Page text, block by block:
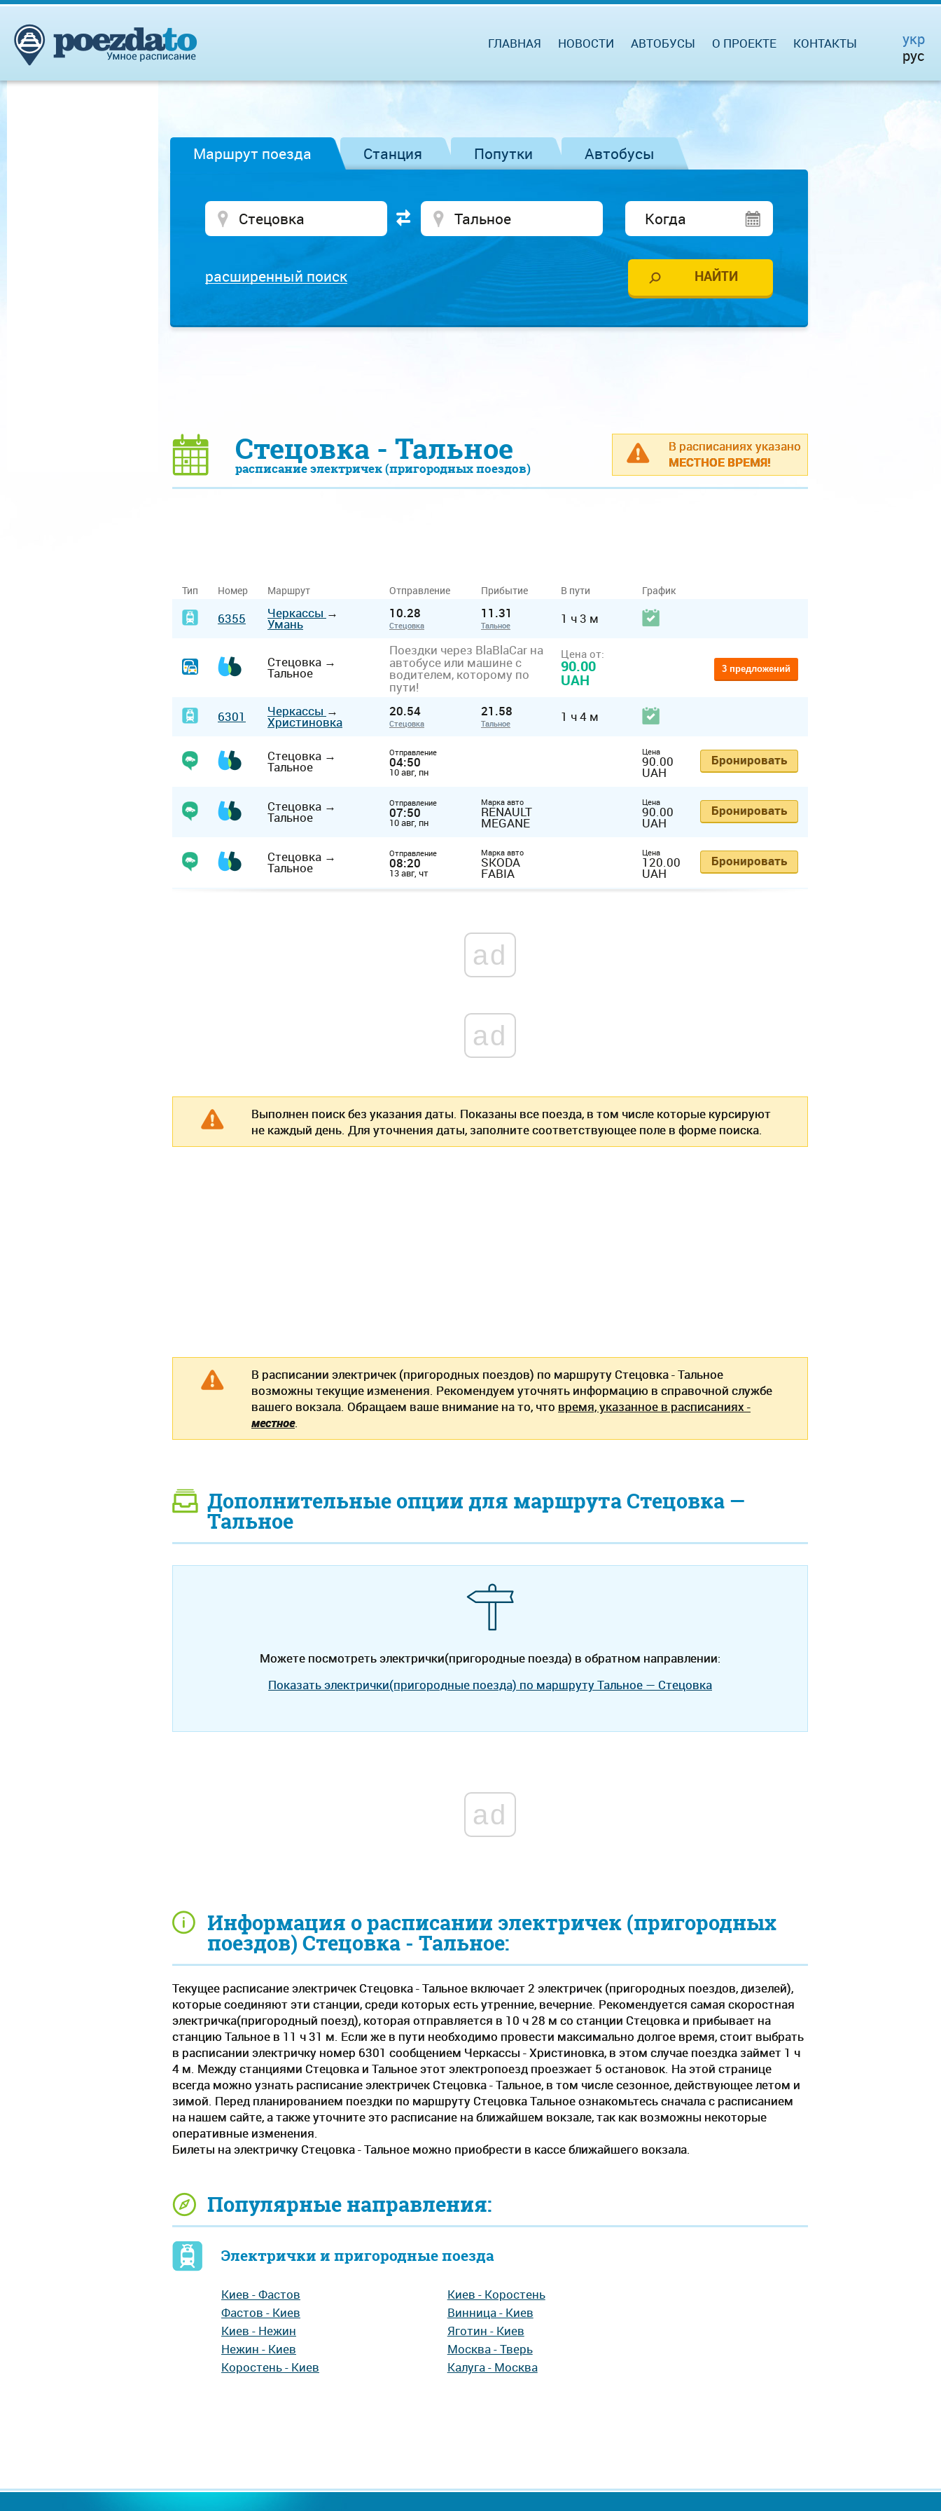
ГЛАВНАЯ НОВОСТИ АВТОБУСЫ О ПРОЕКТЕ КОНТАКТЫ
укр
рус
Маршрут поезда Станция Попутки Автобусы
расширенный поиск
В расписаниях указано
МЕСТНОЕ ВРЕМЯ!
Стецовка - Тальное
расписание электричек (пригородных поездов)
Информация о расписании электричек (пригородных
поездов) Стецовка - Тальное:
Текущее расписание электричек Стецовка - Тальное включает 2 электричек (пригородных поездов, дизелей),
которые соединяют эти станции, среди которых есть утренние, вечерние. Рекомендуется самая скоростная
электричка(пригородный поезд), которая отправляется в 10 ч 28 м со станции Стецовка и прибывает на
станцию Тальное в 11 ч 31 м. Если же в пути необходимо провести максимально долгое время, стоит выбрать
в расписании электричку номер 6301 сообщением Черкассы - Христиновка, в этом случае поездка займет 1 ч
4 м. Между станциями Стецовка и Тальное этот электропоезд проезжает 5 остановок. На этой странице
всегда можно узнать расписание электричек Стецовка - Тальное, в том числе сезонное, действующее летом и
зимой. Перед планированием поездки по маршруту Стецовка Тальное ознакомьтесь сначала с расписанием
на нашем сайте, а также уточните это расписание на ближайшем вокзале, так как возможны некоторые
оперативные изменения.
Билеты на электричку Стецовка - Тальное можно приобрести в кассе ближайшего вокзала.
Популярные направления:
Электрички и пригородные поезда
Киев - Фастов
Фастов - Киев
Киев - Нежин
Нежин - Киев
Коростень - Киев
Киев - Коростень
Винница - Киев
Яготин - Киев
Москва - Тверь
Калуга - Москва
Тип Номер Маршрут Отправление Прибытие В пути График
6355 Черкассы →
Умань
10.28
Стецовка
11.31
Тальное 1 ч 3 м
Стецовка →
Тальное
Поездки через BlaBlaCar на
автобусе или машине с
водителем, которому по
пути!
Цена от:
90.00
UAH
3 предложений
6301 Черкассы →
Христиновка
20.54
Стецовка
21.58
Тальное 1 ч 4 м
Стецовка →
Тальное
Отправление
04:50
10 авг, пн
Цена
90.00
UAH
Бронировать
Стецовка →
Тальное
Отправление
07:50
10 авг, пн
Марка авто
RENAULT
MEGANE
Цена
90.00
UAH
Бронировать
Стецовка →
Тальное
Отправление
08:20
13 авг, чт
Марка авто
SKODA
FABIA
Цена
120.00
UAH
Бронировать
ad
ad
Выполнен поиск без указания даты. Показаны все поезда, в том числе которые курсируют
не каждый день. Для уточнения даты, заполните соответствующее поле в форме поиска.
В расписании электричек (пригородных поездов) по маршруту Стецовка - Тальное
возможны текущие изменения. Рекомендуем уточнять информацию в справочной службе
вашего вокзала. Обращаем ваше внимание на то, что время, указанное в расписаниях -
местное.
Дополнительные опции для маршрута Стецовка —
Тальное
Можете посмотреть электрички(пригородные поезда) в обратном направлении:
Показать электрички(пригородные поезда) по маршруту Тальное — Стецовка
ad